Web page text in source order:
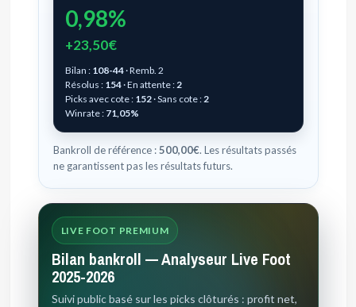
0,98%
+23,50€
Bilan : 108-44· Remb. 2
Résolus : 154· En attente : 2
Picks avec cote : 152· Sans cote : 2
Winrate : 71,05%
Bankroll de référence :500,00€. Les résultats passés
ne garantissent pas les résultats futurs.
LIVE FOOT PREMIUM
Bilan bankroll — Analyseur Live Foot
2025-2026
Suivi public basé sur les picks clôturés : profit net,